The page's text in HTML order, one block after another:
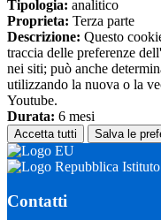
Tipologia: analitico
Proprieta: Terza parte
Descrizione: Questo
traccia delle preferenze
nei siti; può anche
utilizzando la nuova o la
Youtube.
Durata: 6 mesi
Accetta tutti Salva le
Contatti